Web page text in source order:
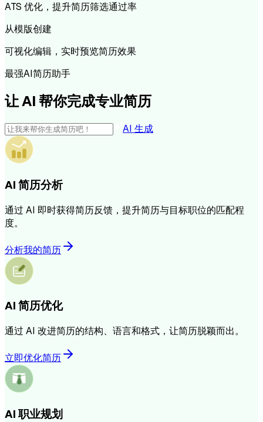
ATS 优化，提升简历筛选通过率
从模版创建
可视化编辑，实时预览简历效果
最强AI简历助手
让 AI 帮你完成专业简历
AI 生成
AI 简历分析
通过 AI 即时获得简历反馈，提升简历与目标职位的匹配程
度。
分析我的简历
AI 简历优化
通过 AI 改进简历的结构、语言和格式，让简历脱颖而出。
立即优化简历
AI 职业规划